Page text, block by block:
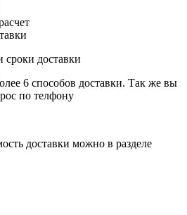
сроки доставки
6 способов доставки. Так же вы
по телфону
доставки можно в разделе